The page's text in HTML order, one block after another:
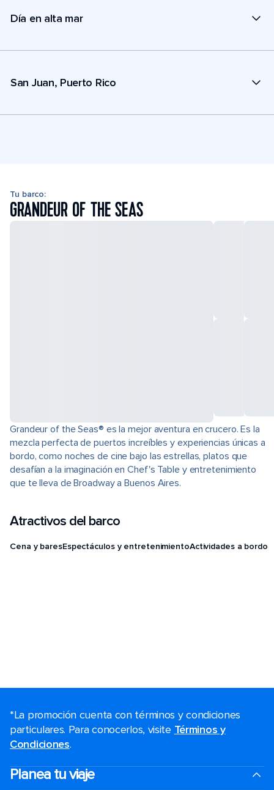
Día en alta mar
San Juan, Puerto Rico
Tu barco:
GRANDEUR OF THE SEAS
Grandeur of the Seas® es la mejor aventura en crucero. Es la
mezcla perfecta de puertos increíbles y experiencias únicas a
bordo, como noches de cine bajo las estrellas, platos que
desafían a la imaginación en Chef's Table y entretenimiento
que te lleva de Broadway a Buenos Aires.
Atractivos del barco
Cena y baresEspectáculos y entretenimientoActividades a bordo
*La promoción cuenta con términos y condiciones
particulares. Para conocerlos, visite Términos y
Condiciones.
Planea tu viaje